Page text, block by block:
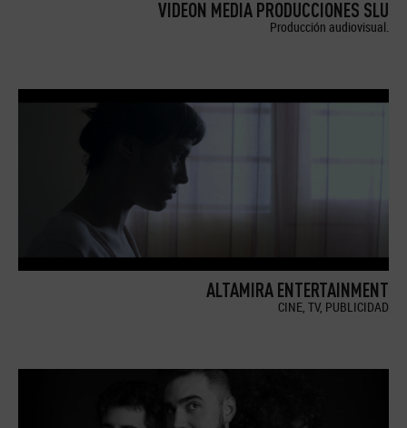
VIDEON MEDIA PRODUCCIONES SLU
Producción audiovisual.
ALTAMIRA ENTERTAINMENT
CINE, TV, PUBLICIDAD